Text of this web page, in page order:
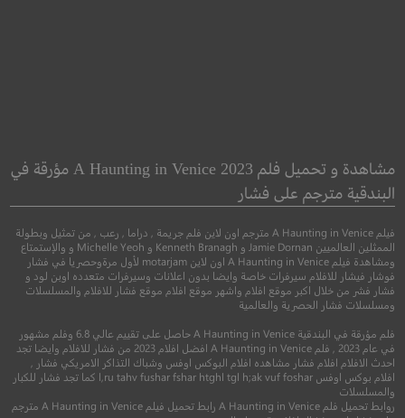
تحيا، قيصر!
6.7
القميص
8.9
مشاهدة و تحميل فلم A Haunting in Venice 2023 مؤرقة في
البندقية مترجم على فشار
فيلم A Haunting in Venice مترجم اون لاين فلم جريمة , دراما , رعب , من تمثيل وبطولة
الممثلين العالميين Jamie Dornan و Kenneth Branagh و Michelle Yeoh و والإستمتاع
ومشاهدة فيلم A Haunting in Venice اون لاين motarjam لأول مرةوحصريا في فشار
فوشار فيشار للافلام سيرفرات خاصة وايضا بدون اعلانات وسيرفرات متعدده اوبن لود و
فشار فشر من خلال اكبر موقع افلام واشهر موقع افلام موقع فشار للافلام والمسلسلات
ومسلسلات فشار الحصرية والعالمية
فلم مؤرقة في البندقية A Haunting in Venice حاصل على تقييم عالي 6.8 وفلم مشهور
في عام 2023 , فلم A Haunting in Venice افضل افلام 2023 من فشار للافلام وايضا تجد
احدث الافلام افلام فشار مشاهده افلام البوكس اوفس وشباك التذاكر الامريكي فشار ,
افلام بوكس اوفس l,ru tahv fushar fshar htghl tgl h;ak vuf foshar كما تجد فشار للكبار
والمسلسلات
روابط تحميل فلم A Haunting in Venice رابط تحميل فيلم A Haunting in Venice مترجم